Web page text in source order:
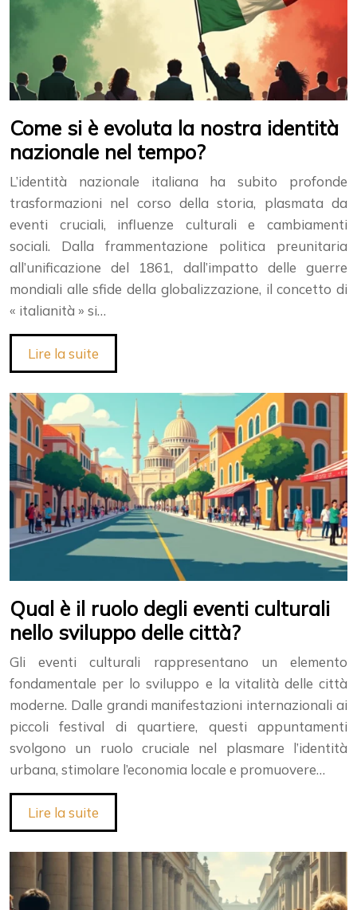
Come si è evoluta la nostra identità
nazionale nel tempo?
L’identità nazionale italiana ha subito profonde
trasformazioni nel corso della storia, plasmata da
eventi cruciali, influenze culturali e cambiamenti
sociali. Dalla frammentazione politica preunitaria
all’unificazione del 1861, dall’impatto delle guerre
mondiali alle sfide della globalizzazione, il concetto di
« italianità » si…
Lire la suite
Qual è il ruolo degli eventi culturali
nello sviluppo delle città?
Gli eventi culturali rappresentano un elemento
fondamentale per lo sviluppo e la vitalità delle città
moderne. Dalle grandi manifestazioni internazionali ai
piccoli festival di quartiere, questi appuntamenti
svolgono un ruolo cruciale nel plasmare l’identità
urbana, stimolare l’economia locale e promuovere…
Lire la suite